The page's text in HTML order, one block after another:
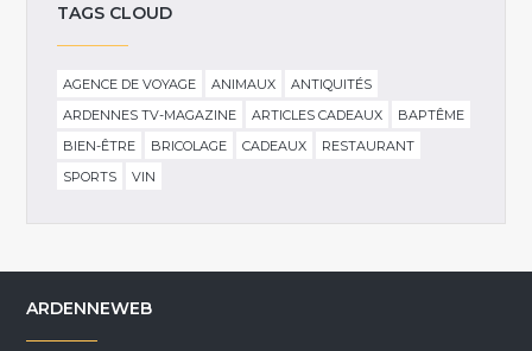
TAGS CLOUD
AGENCE DE VOYAGE ANIMAUX
ANTIQUITÉS
ARDENNES TV-MAGAZINE
ARTICLES CADEAUX
BAPTÊME
BIEN-ÊTRE
BRICOLAGE CADEAUX
RESTAURANT
SPORTS
VIN
ARDENNEWEB